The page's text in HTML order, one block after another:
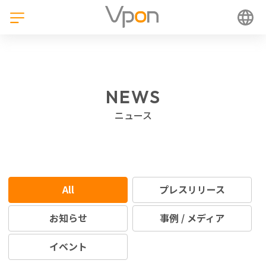
NEWS
ニュース
All
プレスリリース
お知らせ
事例 / メディア
イベント